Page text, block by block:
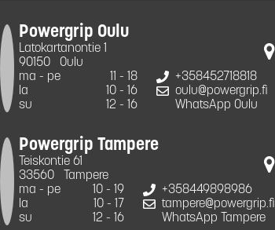
Powergrip Oulu
Latokartanontie 1
90150
Oulu
ma - pe
11 - 18
la
10 - 16
su
12 - 16
+358452718818
oulu@powergrip.fi
WhatsApp Oulu
Powergrip Tampere
Teiskontie 61
33560
Tampere
ma - pe
10 - 19
la
10 - 17
su
12 - 16
+358449898986
tampere@powergrip.fi
WhatsApp Tampere